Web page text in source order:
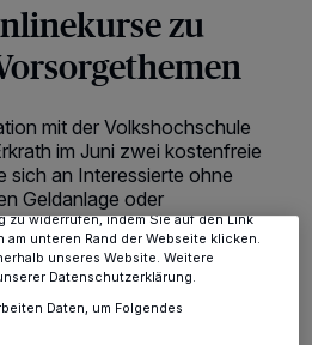
zu
mit der Volkshochschule
im Juni zwei kostenfreie
sich an Interessierte ohne
Geldanlage oder
und greifen auf
Browserdaten oder eindeutige
unter „Wir und unsere Partner
Dienste bereitzustellen“ aufgeführten
sind, sind manche Inhalte und
mehr so relevant für Sie. Sie können
aufrufen, um Ihre Einstellungen zu
zu widerrufen, indem Sie auf den Link
unteren Rand der Webseite klicken.
unseres Website. Weitere
Datenschutzerklärung.
Daten, um Folgendes